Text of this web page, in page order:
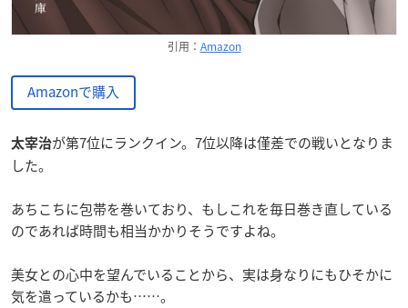
引用： Amazon
Amazonで購入
太宰治が第7位にランクイン。7位以降は僅差での戦いとなりま
した。
あちこちに包帯を巻いており、もしこれを毎日巻き直している
のであれば時間も相当かかりそうですよね。
美女との心中を望んでいることから、実は身なりにもひそかに
気を遣っているかも……。